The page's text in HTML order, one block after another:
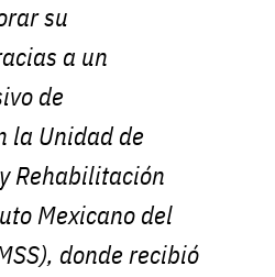
su
a un
de
la Unidad de
Rehabilitación
Mexicano del
donde recibió